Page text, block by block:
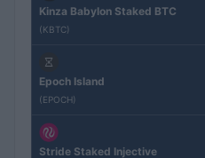
Kinza Babylon Staked BTC
(KBTC)
Epoch Island
(EPOCH)
Stride Staked Injective